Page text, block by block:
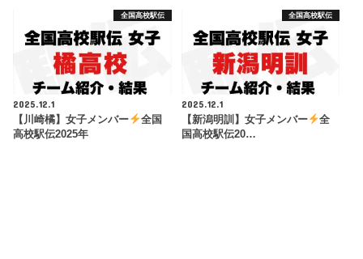
全国高校駅伝
2025.12.1
【川崎橘】女子メンバー
全国
高校駅伝2025年
全国高校駅伝
2025.12.1
【新潟明訓】女子メンバー
全
国高校駅伝20…